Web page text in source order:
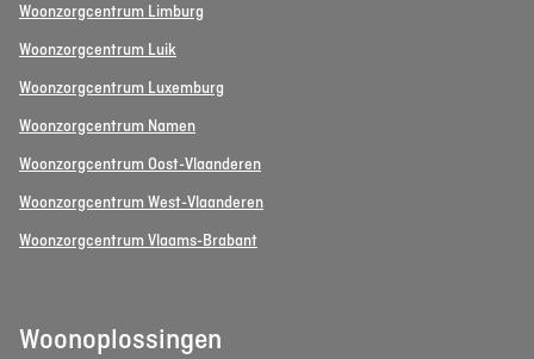
Woonzorgcentrum Limburg
Woonzorgcentrum Luik
Woonzorgcentrum Luxemburg
Woonzorgcentrum Namen
Woonzorgcentrum Oost-Vlaanderen
Woonzorgcentrum West-Vlaanderen
Woonzorgcentrum Vlaams-Brabant
Woonoplossingen